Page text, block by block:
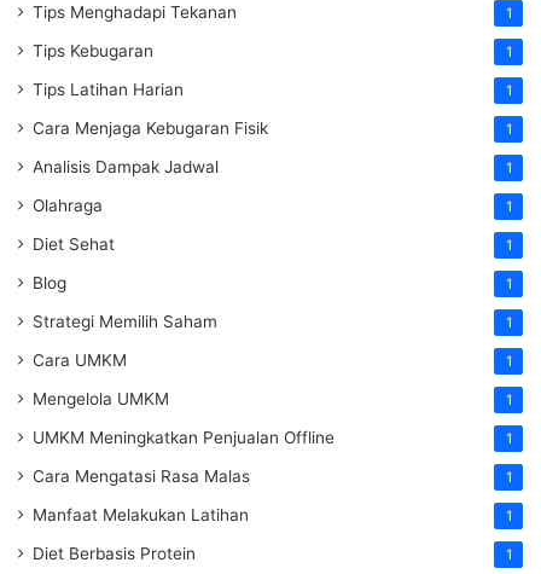
Tips Menghadapi Tekanan 1
Tips Kebugaran 1
Tips Latihan Harian 1
Cara Menjaga Kebugaran Fisik 1
Analisis Dampak Jadwal 1
Olahraga 1
Diet Sehat 1
Blog 1
Strategi Memilih Saham 1
Cara UMKM 1
Mengelola UMKM 1
UMKM Meningkatkan Penjualan Offline 1
Cara Mengatasi Rasa Malas 1
Manfaat Melakukan Latihan 1
Diet Berbasis Protein 1